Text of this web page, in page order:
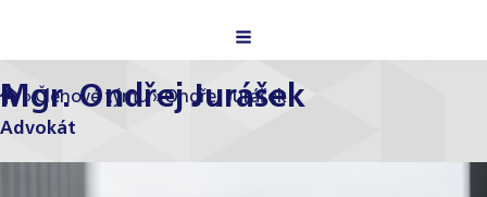
» Členové týmu » Ondřej Jurášek
Mgr. Ondřej Jurášek
Advokát